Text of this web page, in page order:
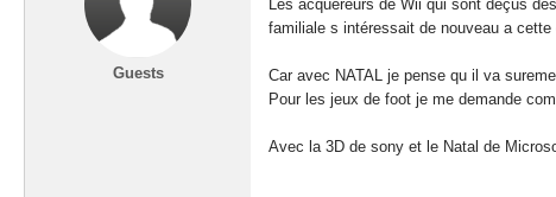
Guests
Les acquéreurs de Wii qui sont déçus
familiale s intéressait de nouveau a
Car avec NATAL je pense qu il va
Pour les jeux de foot je me demande
Avec la 3D de sony et le Natal de